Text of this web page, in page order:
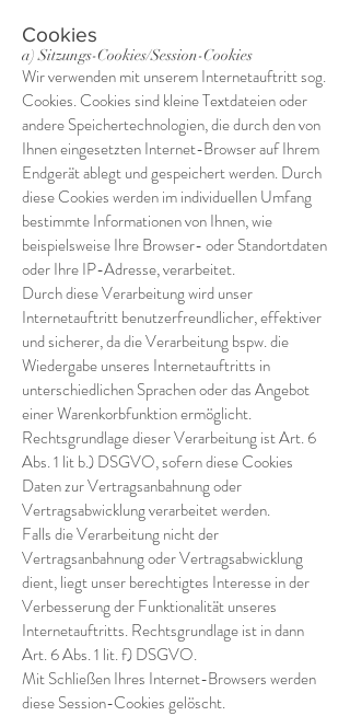
Cookies
a) Sitzungs-Cookies/Session-Cookies
Wir verwenden mit unserem Internetauftritt sog.
Cookies. Cookies sind kleine Textdateien oder
andere Speichertechnologien, die durch den von
Ihnen eingesetzten Internet-Browser auf Ihrem
Endgerät ablegt und gespeichert werden. Durch
diese Cookies werden im individuellen Umfang
bestimmte Informationen von Ihnen, wie
beispielsweise Ihre Browser- oder Standortdaten
oder Ihre IP-Adresse, verarbeitet.
Durch diese Verarbeitung wird unser
Internetauftritt benutzerfreundlicher, effektiver
und sicherer, da die Verarbeitung bspw. die
Wiedergabe unseres Internetauftritts in
unterschiedlichen Sprachen oder das Angebot
einer Warenkorbfunktion ermöglicht.
Rechtsgrundlage dieser Verarbeitung ist Art. 6
Abs. 1 lit b.) DSGVO, sofern diese Cookies
Daten zur Vertragsanbahnung oder
Vertragsabwicklung verarbeitet werden.
Falls die Verarbeitung nicht der
Vertragsanbahnung oder Vertragsabwicklung
dient, liegt unser berechtigtes Interesse in der
Verbesserung der Funktionalität unseres
Internetauftritts. Rechtsgrundlage ist in dann
Art. 6 Abs. 1 lit. f) DSGVO.
Mit Schließen Ihres Internet-Browsers werden
diese Session-Cookies gelöscht.